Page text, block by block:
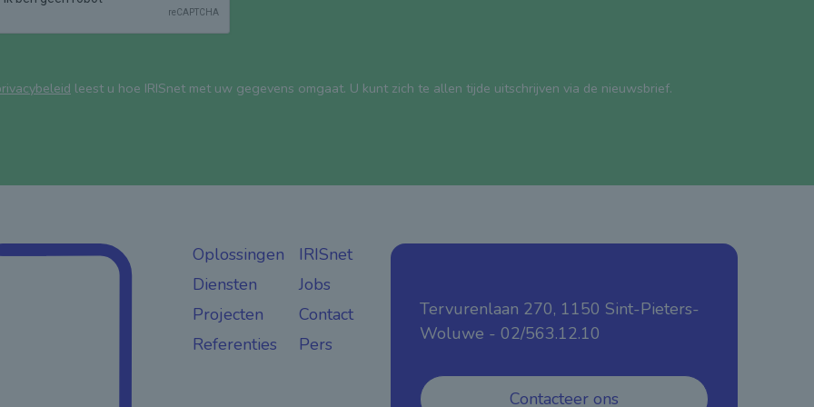
leest u hoe IRISnet met uw gegevens omgaat. U kunt zich te allen tijde uitschrijven via de nieuwsbrief.
Oplossingen
Diensten
Projecten
Referenties
IRISnet
Jobs
Contact
Pers
Tervurenlaan 270, 1150 Sint-Pieters-
Woluwe - 02/563.12.10
Contacteer ons